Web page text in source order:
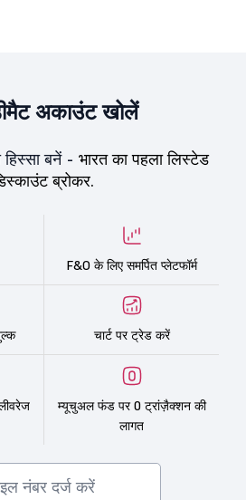
अकाउंट खोलें
बनें - भारत का पहला लिस्टेड
ब्रोकर.
F&O के लिए समर्पित प्लेटफॉर्म
चार्ट पर ट्रेड करें
म्यूचुअल फंड पर 0 ट्रांज़ैक्शन की
लागत